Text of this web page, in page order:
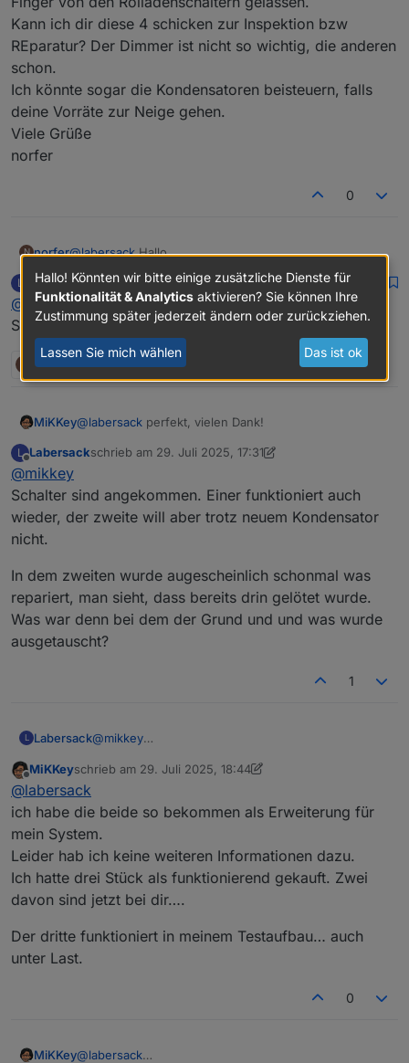
Kann ich dir diese 4 schicken zur Inspektion bzw
REparatur? Der Dimmer ist nicht so wichtig, die anderen
schon.
Ich könnte sogar die Kondensatoren beisteuern, falls
deine Vorräte zur Neige gehen.
Viele Grüße
norfer
0
N norfer@labersackHallo,
auch bei mir sterben so langsam die Rolladenschalter
vor sich hin: 3 Stück hat es schon erwischt, 1 Dimmer
LC-Dim1TPBU-FM ist schon länger defekt. Bei letzterem
hatte ich schon selber versucht, Kondensatoren
auszulöten, bin aber gescheitert. und habe deshalb die
Finger von den Rolladenschaltern gelassen.
Ich könnte sogar die Kondensatoren beisteuern, falls
Viele Grüße
norfer
L
Offline
Labersackschrieb am29. Juli 2025, 10:40
zuletzt editiert von
@
norfer
Symptome?
1 Antwort 0
MiKKey@labersack perfekt, vielen Dank!
L
Offline
Labersackschrieb am 29. Juli 2025, 17:31
zuletzt editiert von Labersack
@mikkey
Schalter sind angekommen. Einer funktioniert auch
wieder, der zweite will aber trotz neuem Kondensator
nicht.
In dem zweiten wurde augescheinlich schonmal was
repariert, man sieht, dass bereits drin gelötet wurde.
Was war denn bei dem der Grund und und was wurde
ausgetauscht?
1
L Labersack@mikkey
wieder, der zweite will aber trotz neuem
In dem zweiten wurde augescheinlich schonmal
wurde.
Was war denn bei dem der Grund und und was
wurde ausgetauscht?
Offline
MiKKeyschrieb am 29. Juli 2025, 18:44
zuletzt editiert von MiKKey
@labersack
ich habe die beide so bekommen als Erweiterung für
mein System.
Leider hab ich keine weiteren Informationen dazu.
Ich hatte drei Stück als funktionierend gekauft. Zwei
davon sind jetzt bei dir….
Der dritte funktioniert in meinem Testaufbau… auch
unter Last.
0
MiKKey@labersack
Hallo! Könnten wir bitte einige zusätzliche Dienste für
Funktionalität & Analytics aktivieren? Sie können Ihre
Zustimmung später jederzeit ändern oder zurückziehen.
Lassen Sie mich wählen Das ist ok